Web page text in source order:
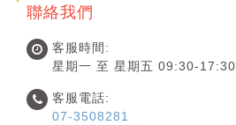
聯絡我們
客服時間:
星期一 至 星期五 09:30-17:30
客服電話:
07-3508281